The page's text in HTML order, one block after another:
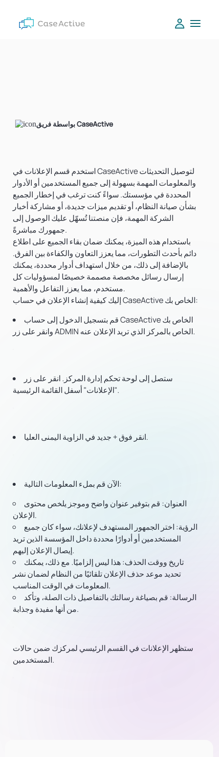
بواسطة فريق CaseActive
استخدم قسم الإعلانات في CaseActive لتوصيل التحديثات
والمعلومات المهمة بسهولة إلى جميع المستخدمين أو الأدوار
المحددة في مؤسستك. سواءً كنت ترغب في إخطار الجميع
بشأن صيانة النظام، أو تقديم ميزات جديدة، أو مشاركة أخبار
الشركة المهمة، فإن منصتنا تُسهّل عليك الوصول إلى
جمهورك مباشرةً.
باستخدام هذه الميزة، يمكنك ضمان بقاء الجميع على اطلاع
دائم بأحدث التطورات، مما يعزز التعاون والكفاءة بين الفرق.
بالإضافة إلى ذلك، من خلال استهداف أدوار محددة، يمكنك
إرسال رسائل مخصصة مصممة خصيصًا لمسؤوليات كل
مستخدم، مما يعزز التفاعل والأهمية.
إليك كيفية إنشاء الإعلان في حساب CaseActive الخاص بك:
قم بتسجيل الدخول إلى حساب CaseActive الخاص بك
وانقر على زر ADMIN الخاص بالمركز الذي تريد الإعلان عنه.
ستصل إلى لوحة تحكم إدارة المركز. انقر على زر
"الإعلانات" أسفل القائمة الرئيسية.
انقر فوق + جديد في الزاوية اليمنى العليا.
الآن قم بملء المعلومات التالية:
العنوان: قم بتوفير عنوان واضح وموجز يلخص محتوى
الإعلان.
الرؤية: اختر الجمهور المستهدف لإعلانك، سواء كان جميع
المستخدمين أو أدوارًا محددة داخل المؤسسة الذين تريد
إيصال الإعلان إليهم.
تاريخ ووقت الحذف:هذا ليس إلزاميًا. مع ذلك، يمكنك
تحديد موعد حذف الإعلان تلقائيًا من النظام لضمان نشر
المعلومات في الوقت المناسب.
الرسالة: قم بصياغة رسالتك بالتفاصيل ذات الصلة، وتأكد
من أنها مفيدة وجذابة.
ستظهر الإعلانات في القسم الرئيسي لمركزك ضمن حالات
المستخدمين.